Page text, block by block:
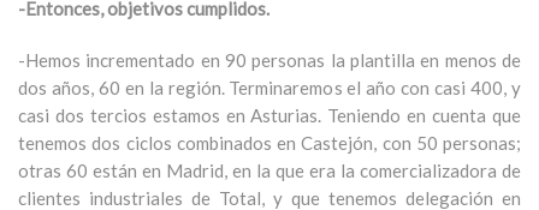
-Entonces, objetivos cumplidos.
-Hemos incrementado en 90 personas la plantilla en menos de
dos años, 60 en la región. Terminaremos el año con casi 400, y
casi dos tercios estamos en Asturias. Teniendo en cuenta que
tenemos dos ciclos combinados en Castejón, con 50 personas;
otras 60 están en Madrid, en la que era la comercializadora de
clientes industriales de Total, y que tenemos delegación en